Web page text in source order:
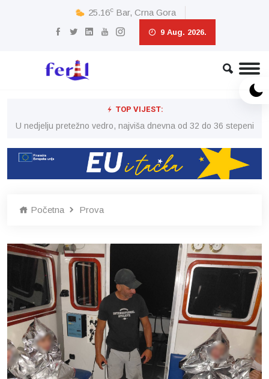
25.16c Bar, Crna Gora
9 Aug. 2026.
TOP VIJEST:
U nedjelju pretežno vedro, najviša dnevna od 32 do 36 stepeni
Početna Prova